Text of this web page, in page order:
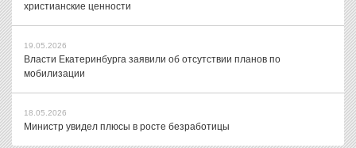
христианские ценности
19.05.2026
Власти Екатеринбурга заявили об отсутствии планов по
мобилизации
18.05.2026
Министр увидел плюсы в росте безработицы